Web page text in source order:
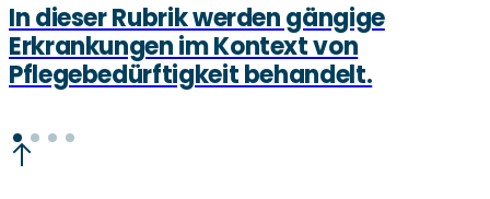
In dieser Rubrik werden gängige
Erkrankungen im Kontext von
Pflegebedürftigkeit behandelt.